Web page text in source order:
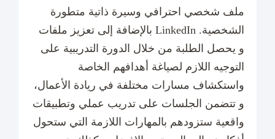
ملف شخصي احترافي وسيرة ذاتية متطورة
بالإضافة إلى تعزيز ملفات LinkedIn الشخصية.
و يحصل الطلبة من خلال الدورة التدريبية على
التوجيه اللازم لصياغة أهدافهم الخاصة
واستكشاف مسارات مختلفة في ريادة الأعمال،
و تتضمن الجلسات على تدريب عملي وتطبيقات
واقعية ستزودهم بالمهارات اللازمة التي ستحول